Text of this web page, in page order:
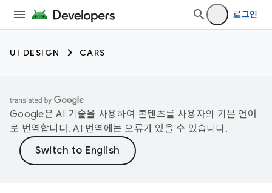
로그인
UI DESIGN CARS
Google은 AI 기술을 사용하여 콘텐츠를 사용자의 기본 언어
로 번역합니다. AI 번역에는 오류가 있을 수 있습니다.